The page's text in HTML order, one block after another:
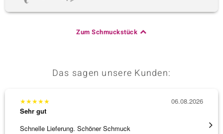
Zum Schmuckstück
Das sagen unsere Kunden:
★★★★★
Sehr gut
Schnelle Lieferung. Schöner Schmuck
06.08.2026